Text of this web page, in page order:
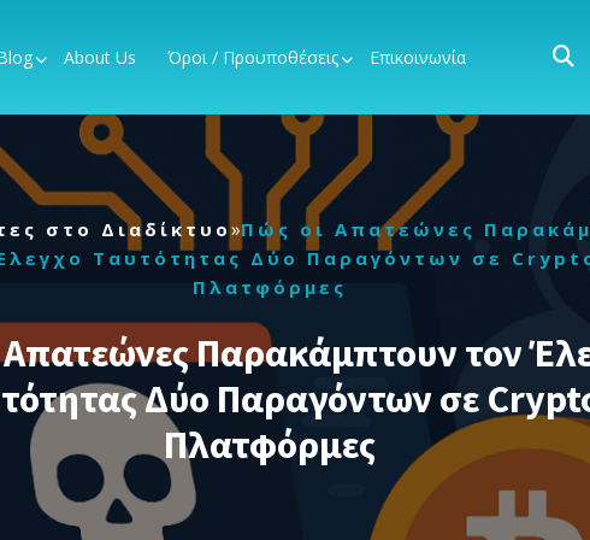
About Us Όροι / Προυποθέσεις Επικοινωνία
στο Διαδίκτυο »Πώς οι Απατεώνες
Ταυτότητας Δύο Παραγόντων σε
Πλατφόρμες
Απατεώνες Παρακάμπτουν τον
Δύο Παραγόντων σε
Πλατφόρμες